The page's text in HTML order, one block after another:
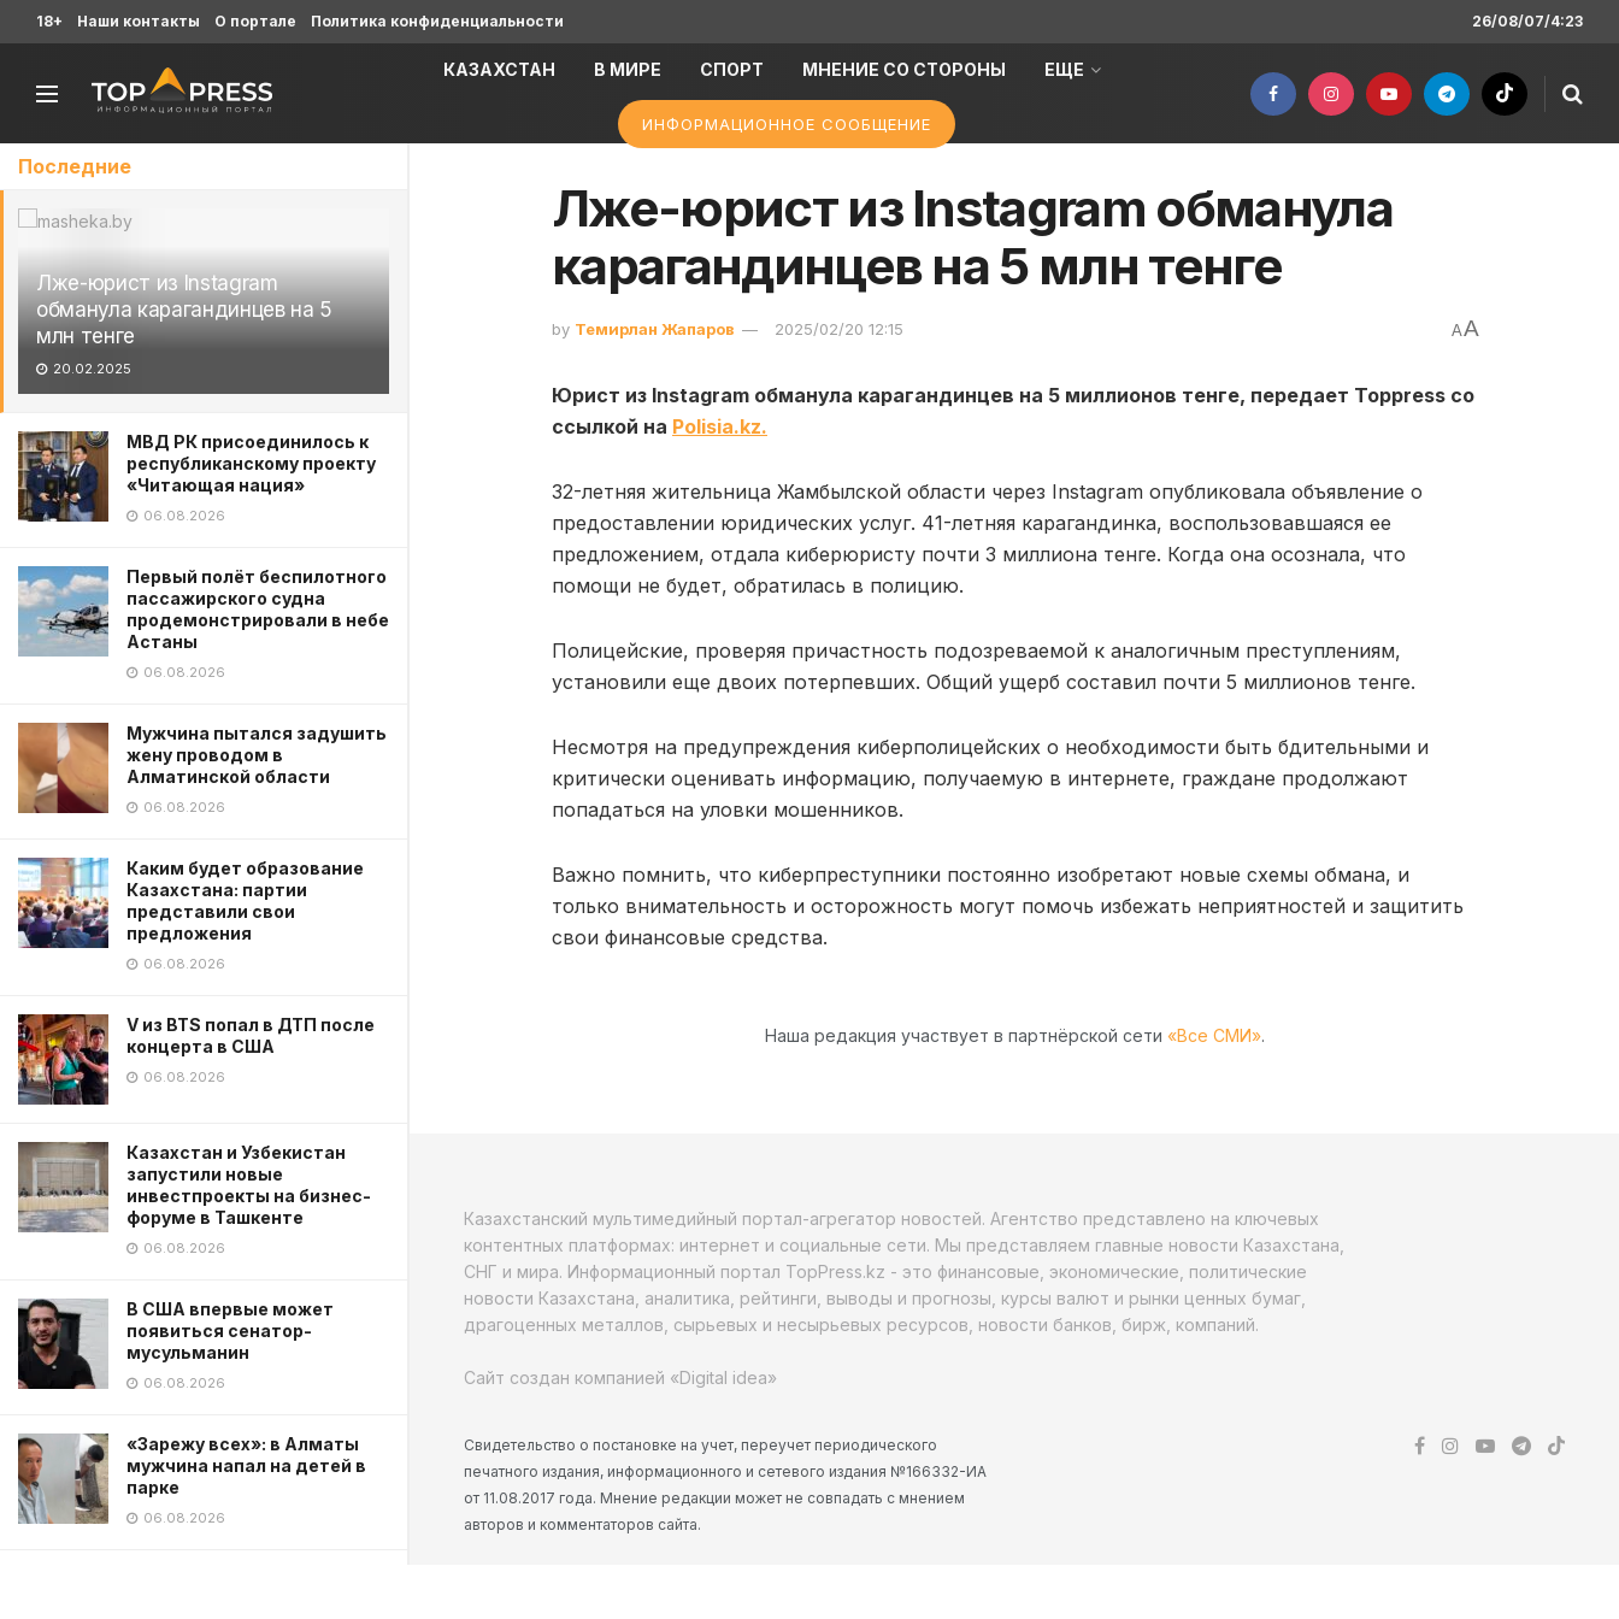
Последние
Лже-юрист из Instagram
обманула карагандинцев на 5
млн тенге
20.02.2025
МВД РК присоединилось к
республиканскому проекту
«Читающая нация»
06.08.2026
Первый полёт беспилотного
пассажирского судна
продемонстрировали в небе
Астаны
06.08.2026
Мужчина пытался задушить
жену проводом в
Алматинской области
06.08.2026
Каким будет образование
Казахстана: партии
представили свои
предложения
06.08.2026
V из BTS попал в ДТП после
концерта в США
06.08.2026
Казахстан и Узбекистан
запустили новые
инвестпроекты на бизнес-
форуме в Ташкенте
06.08.2026
В США впервые может
появиться сенатор-
мусульманин
06.08.2026
«Зарежу всех»: в Алматы
мужчина напал на детей в
парке
06.08.2026
18+ Наши контакты О портале Политика конфиденциальности 26/08/07/4:23
КАЗАХСТАН В МИРЕ СПОРТ МНЕНИЕ СО СТОРОНЫ ЕЩЕ
ИНФОРМАЦИОННОЕ СООБЩЕНИЕ
Лже-юрист из Instagram обманула
карагандинцев на 5 млн тенге
by Темирлан Жапаров 2025/02/20 12:15 AA
Юрист из Instagram обманула карагандинцев на 5 миллионов тенге, передает Toppress со
ссылкой на Polisia.kz.
32-летняя жительница Жамбылской области через Instagram опубликовала объявление о
предоставлении юридических услуг. 41-летняя карагандинка, воспользовавшаяся ее
предложением, отдала киберюристу почти 3 миллиона тенге. Когда она осознала, что
помощи не будет, обратилась в полицию.
Полицейские, проверяя причастность подозреваемой к аналогичным преступлениям,
установили еще двоих потерпевших. Общий ущерб составил почти 5 миллионов тенге.
Несмотря на предупреждения киберполицейских о необходимости быть бдительными и
критически оценивать информацию, получаемую в интернете, граждане продолжают
попадаться на уловки мошенников.
Важно помнить, что киберпреступники постоянно изобретают новые схемы обмана, и
только внимательность и осторожность могут помочь избежать неприятностей и защитить
свои финансовые средства.
Наша редакция участвует в партнёрской сети «Все СМИ».
Казахстанский мультимедийный портал-агрегатор новостей. Агентство представлено на ключевых
контентных платформах: интернет и социальные сети. Мы представляем главные новости Казахстана,
СНГ и мира. Информационный портал TopPress.kz - это финансовые, экономические, политические
новости Казахстана, аналитика, рейтинги, выводы и прогнозы, курсы валют и рынки ценных бумаг,
драгоценных металлов, сырьевых и несырьевых ресурсов, новости банков, бирж, компаний.
Сайт создан компанией «Digital idea»
Свидетельство о постановке на учет, переучет периодического
печатного издания, информационного и сетевого издания №166332-ИА
от 11.08.2017 года. Мнение редакции может не совпадать с мнением
авторов и комментаторов сайта.